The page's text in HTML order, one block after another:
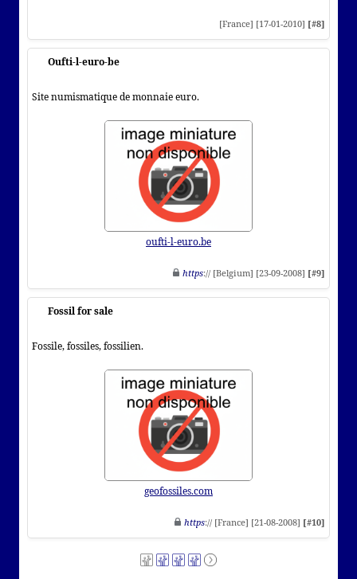
[France] [17-01-2010] [#8]
Oufti-l-euro-be
Site numismatique de monnaie euro.
oufti-l-euro.be
https:// [Belgium] [23-09-2008] [#9]
Fossil for sale
Fossile, fossiles, fossilien.
geofossiles.com
https:// [France] [21-08-2008] [#10]